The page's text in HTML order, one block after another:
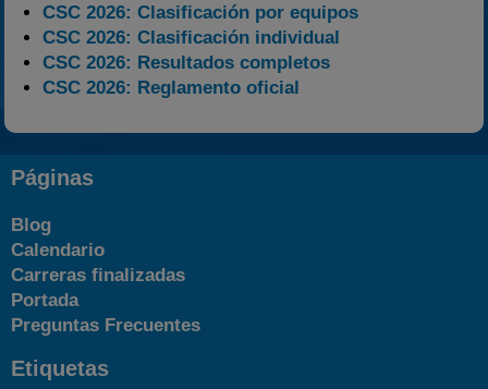
CSC 2026: Clasificación por equipos
CSC 2026: Clasificación individual
CSC 2026: Resultados completos
CSC 2026: Reglamento oficial
Páginas
Blog
Calendario
Carreras finalizadas
Portada
Preguntas Frecuentes
Etiquetas